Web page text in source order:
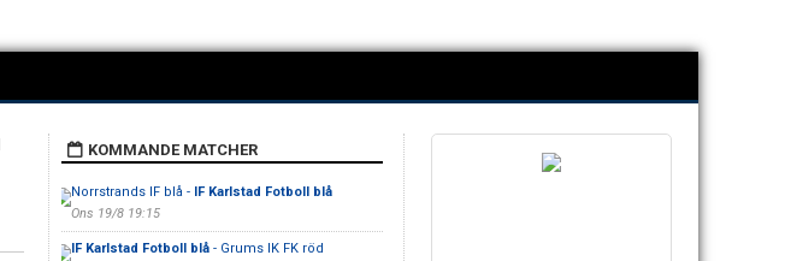
KOMMANDE MATCHER
Norrstrands IF blå - IF Karlstad Fotboll blå
Ons 19/8 19:15
IF Karlstad Fotboll blå- Grums IK FK röd